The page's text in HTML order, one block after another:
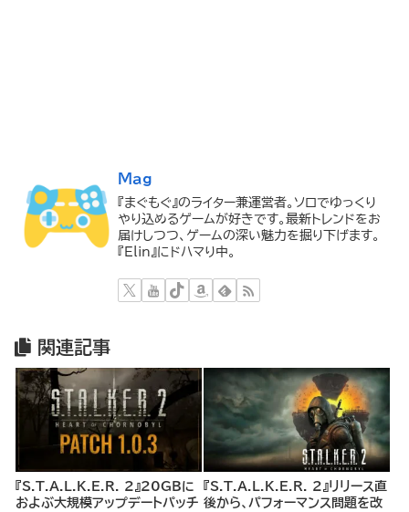
Mag
『まぐもぐ』のライター兼運営者。ソロでゆっくり
やり込めるゲームが好きです。最新トレンドをお
届けしつつ、ゲームの深い魅力を掘り下げます。
『Elin』にドハマり中。
関連記事
『S.T.A.L.K.E.R. 2』20GBに
およぶ大規模アップデートパッチ
『S.T.A.L.K.E.R. 2』リリース直
後から、パフォーマンス問題を改